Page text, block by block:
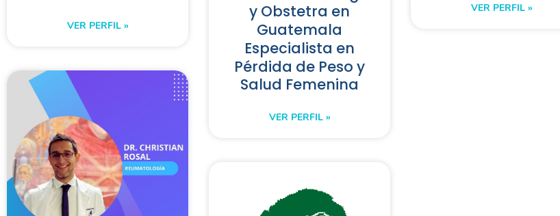
VER PERFIL »
y Obstetra en
Guatemala
Especialista en
Pérdida de Peso y
Salud Femenina
VER PERFIL »
VER PERFIL »